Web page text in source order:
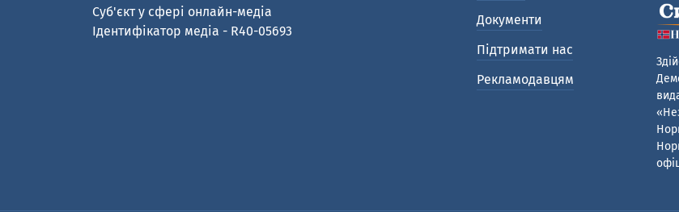
Cуб'єкт у сфері онлайн-медіа
Ідентифікатор медіа - R40-05693
Документи
Підтримати нас
Рекламодавцям